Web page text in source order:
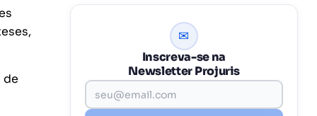
de
✉
Inscreva-se na
Newsletter Projuris